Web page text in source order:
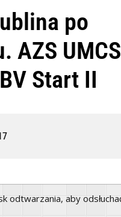
po
AZS UMCS
Start II